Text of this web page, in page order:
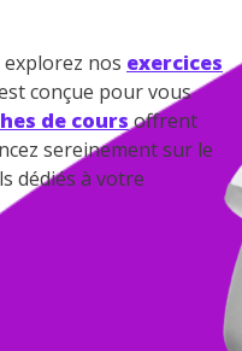
nos exercices
conçue pour vous
de coursoffrent
sereinement sur le
dédiés à votre